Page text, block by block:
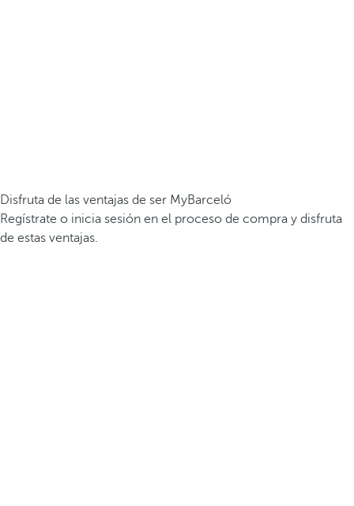
Disfruta de las ventajas de ser MyBarceló
Regístrate o inicia sesión en el proceso de compra y disfruta
de estas ventajas.